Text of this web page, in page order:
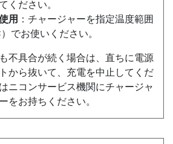
ください。
用 ：チャージャーを指定温度範囲
お使いください。
不具合が続く場合は、直ちに電源
から抜いて、充電を中止してくだ
ニコンサービス機関にチャージャ
をお持ちください。